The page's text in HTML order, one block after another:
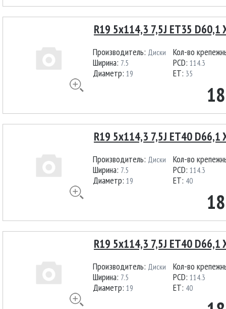
R19 5x114,3 7,5J ET35 D60,1
Производитель: Диски
Ширина: 7.5
Диаметр: 19
Кол-во
PCD: 114.3
ET: 35
R19 5x114,3 7,5J ET40 D66,1
Производитель: Диски
Ширина: 7.5
Диаметр: 19
Кол-во
PCD: 114.3
ET: 40
R19 5x114,3 7,5J ET40
Производитель: Диски
Ширина: 7.5
Диаметр: 19
Кол-во
PCD: 114.3
ET: 40